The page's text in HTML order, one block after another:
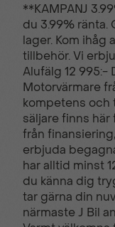
Elmanövrerat
(med minne)
Farthållare
Helljusassistans
Körfilsassistans
**KAMPANJ
du 3.99% ränta.
lager. Kom ihåg
tillbehör. Vi
Alufälg 12 995:-
Motorvärmare
kompetens och
säljare finns
från
erbjuda
har alltid minst
du känna dig
tar gärna din
närmaste J Bil